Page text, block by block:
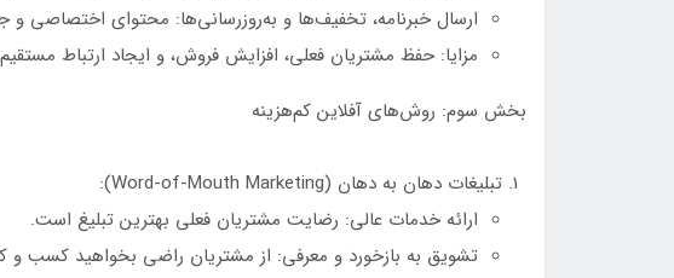
ارسال خبرنامه، تخفیف‌ها و به‌روزرسانی‌ها: محتوای اختصاصی و
مزایا: حفظ مشتریان فعلی، افزایش فروش، و ایجاد ارتباط
بخش سوم: روش‌های آفلاین کم‌هزینه
تبلیغات دهان به دهان (Word-of-Mouth Marketing):
ارائه خدمات عالی: رضایت مشتریان فعلی بهترین تبلیغ است.
تشویق به بازخورد و معرفی: از مشتریان راضی بخواهید کسب و